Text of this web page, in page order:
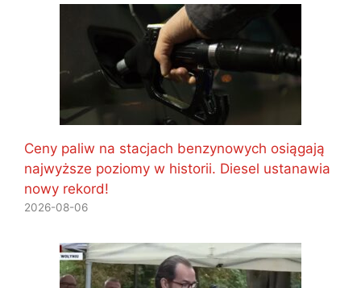
Ceny paliw na stacjach benzynowych osiągają
najwyższe poziomy w historii. Diesel ustanawia
nowy rekord!
2026-08-06